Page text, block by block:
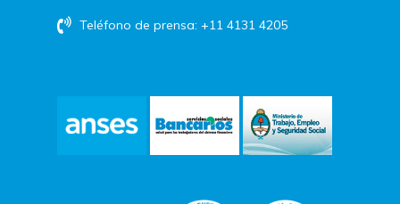
Teléfono de prensa: +11 4131 4205